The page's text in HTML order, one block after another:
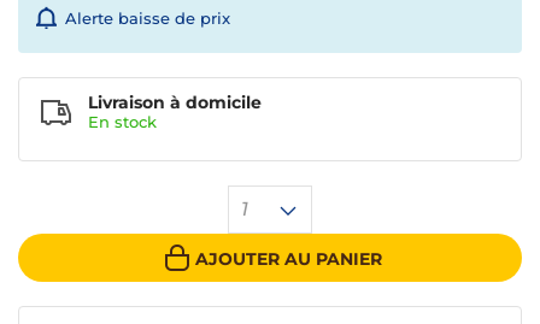
Alerte baisse de prix
1
AJOUTER AU PANIER
Livraison à domicile
En stock